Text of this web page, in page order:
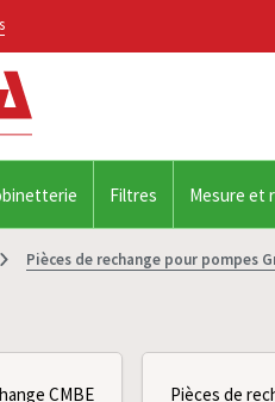
Filtres Mesure et
Pièces de rechange pour pompes
CMBE Pièces de